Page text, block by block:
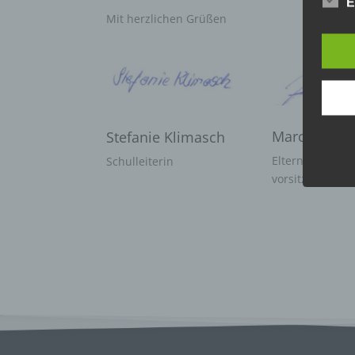
Mit herzlichen Grüßen
Stefanie Klimasch
Schulleiterin
Marc
vorsitzender
Die
dies
Wir